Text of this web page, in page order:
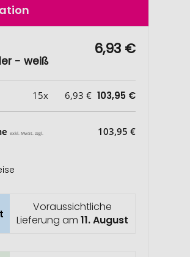
- weiß
6,93 €
15x 6,93 € 103,95 €
exkl. MwSt. zzgl. 103,95 €
Voraussichtliche
Lieferung am 11. August